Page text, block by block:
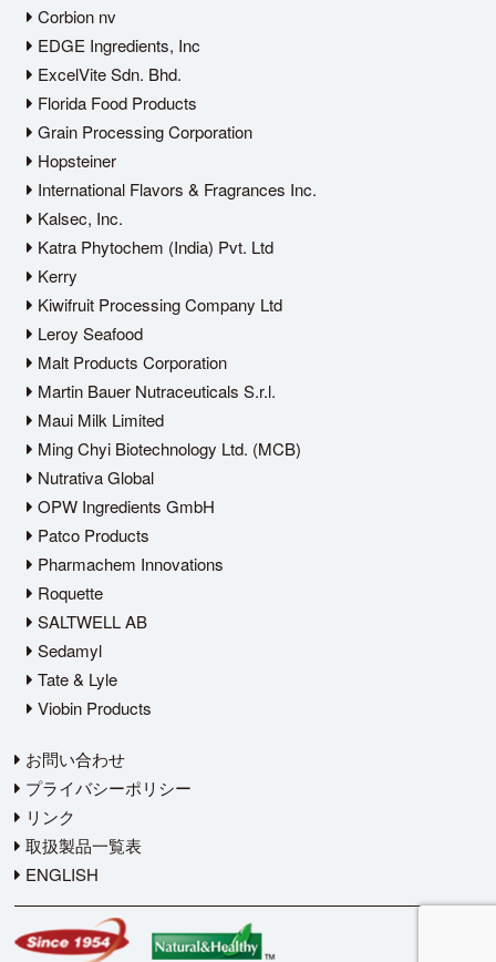
Corbion nv
EDGE Ingredients, Inc
ExcelVite Sdn. Bhd.
Florida Food Products
Grain Processing Corporation
Hopsteiner
International Flavors & Fragrances Inc.
Kalsec, Inc.
Katra Phytochem (India) Pvt. Ltd
Kerry
Kiwifruit Processing Company Ltd
Leroy Seafood
Malt Products Corporation
Martin Bauer Nutraceuticals S.r.l.
Maui Milk Limited
Ming Chyi Biotechnology Ltd. (MCB)
Nutrativa Global
OPW Ingredients GmbH
Patco Products
Pharmachem Innovations
Roquette
SALTWELL AB
Sedamyl
Tate & Lyle
Viobin Products
お問い合わせ
プライバシーポリシー
リンク
取扱製品一覧表
ENGLISH